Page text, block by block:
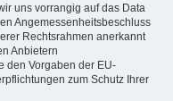
uns vorrangig auf das Data
Angemessenheitsbeschluss
Rechtsrahmen anerkannt
Anbietern
den Vorgaben der EU-
zum Schutz Ihrer